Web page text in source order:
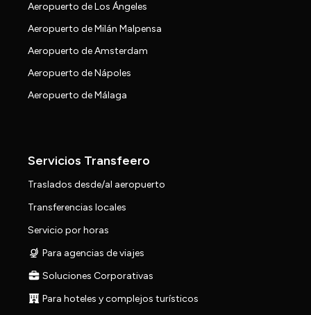
Aeropuerto de Los Ángeles
Aeropuerto de Milán Malpensa
Aeropuerto de Amsterdam
Aeropuerto de Nápoles
Aeropuerto de Málaga
Servicios Transfeero
Traslados desde/al aeropuerto
Transferencias locales
Servicio por horas
Para agencias de viajes
Soluciones Corporativas
Para hoteles y complejos turísticos